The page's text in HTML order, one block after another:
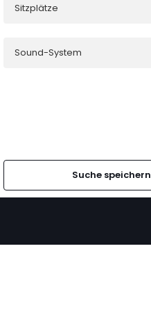
Sitzplätze
Sound-System
Suche speichern